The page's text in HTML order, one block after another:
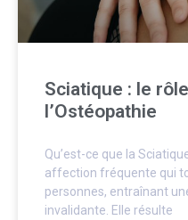
Sciatique : le
l’Ostéopathie
Qu’est-ce que la
affection fréquente qui
personnes, entraînant
invalidante. Elle résulte